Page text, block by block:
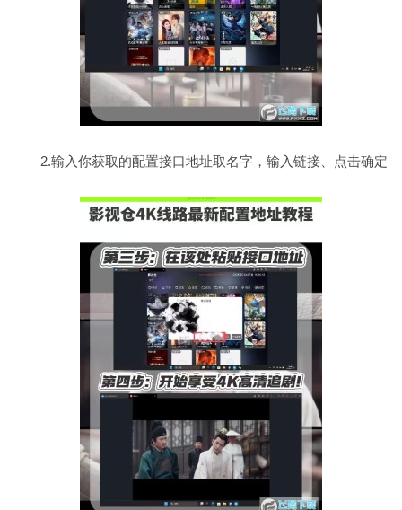
2.输入你获取的配置接口地址取名字，输入链接、点击确定